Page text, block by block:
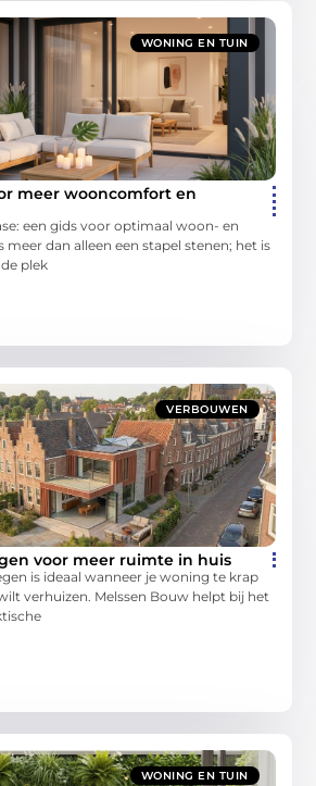
WONING EN TUIN
meer wooncomfort en
een gids voor optimaal woon- en
dan alleen een stapel stenen; het is
plek
VERBOUWEN
voor meer ruimte in huis
is ideaal wanneer je woning te krap
verhuizen. Melssen Bouw helpt bij het
WONING EN TUIN